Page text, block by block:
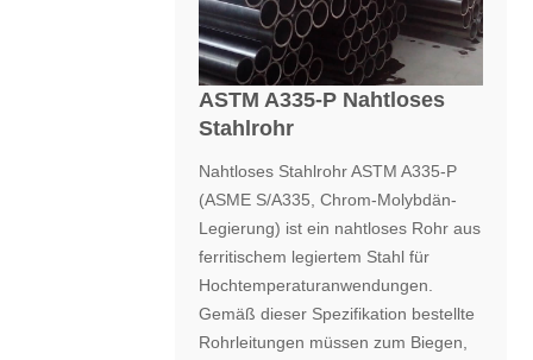
ASTM A335-P Nahtloses
Stahlrohr
Nahtloses Stahlrohr ASTM A335-P
(ASME S/A335, Chrom-Molybdän-
Legierung) ist ein nahtloses Rohr aus
ferritischem legiertem Stahl für
Hochtemperaturanwendungen.
Gemäß dieser Spezifikation bestellte
Rohrleitungen müssen zum Biegen,